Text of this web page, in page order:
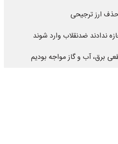
ارز ترجیحی
ندادند ضدنقلاب وارد شوند
برق، آب و گاز مواجه بودیم